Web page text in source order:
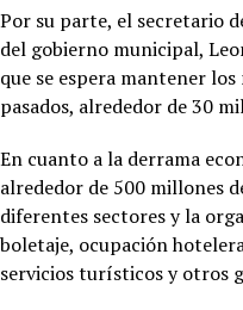
Por su parte, el secretario
del gobierno municipal,
que se espera mantener
pasados, alrededor de 30
En cuanto a la derrama
alrededor de 500 millones
diferentes sectores y la
boletaje, ocupación
servicios turísticos y otros